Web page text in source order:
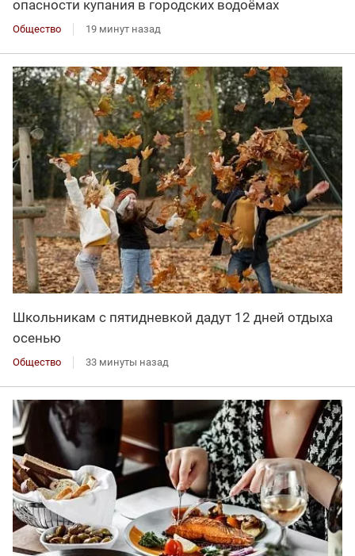
опасности купания в городских водоёмах
Общество 19 минут назад
Школьникам с пятидневкой дадут 12 дней отдыха
осенью
Общество 33 минуты назад